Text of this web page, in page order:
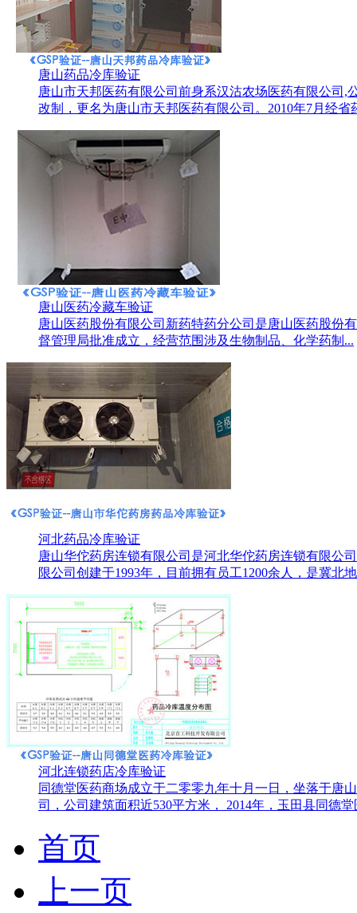
唐山药品冷库验证
唐山市天邦医药有限公司前身系汉沽农场医药有限公司,
改制，更名为唐山市天邦医药有限公司。2010年7月经省
唐山医药冷藏车验证
唐山医药股份有限公司新药特药分公司是唐山医药股份
督管理局批准成立，经营范围涉及生物制品、化学药制...
河北药品冷库验证
唐山华佗药房连锁有限公司是河北华佗药房连锁有限公
限公司创建于1993年，目前拥有员工1200余人，是冀北
河北连锁药店冷库验证
同德堂医药商场成立于二零零九年十月一日，坐落于唐
司，公司建筑面积近530平方米， 2014年，玉田县同德堂
首页
上一页